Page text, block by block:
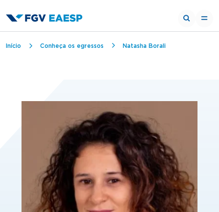
Trilha de navegação
Início Conheça os egressos Natasha Borali